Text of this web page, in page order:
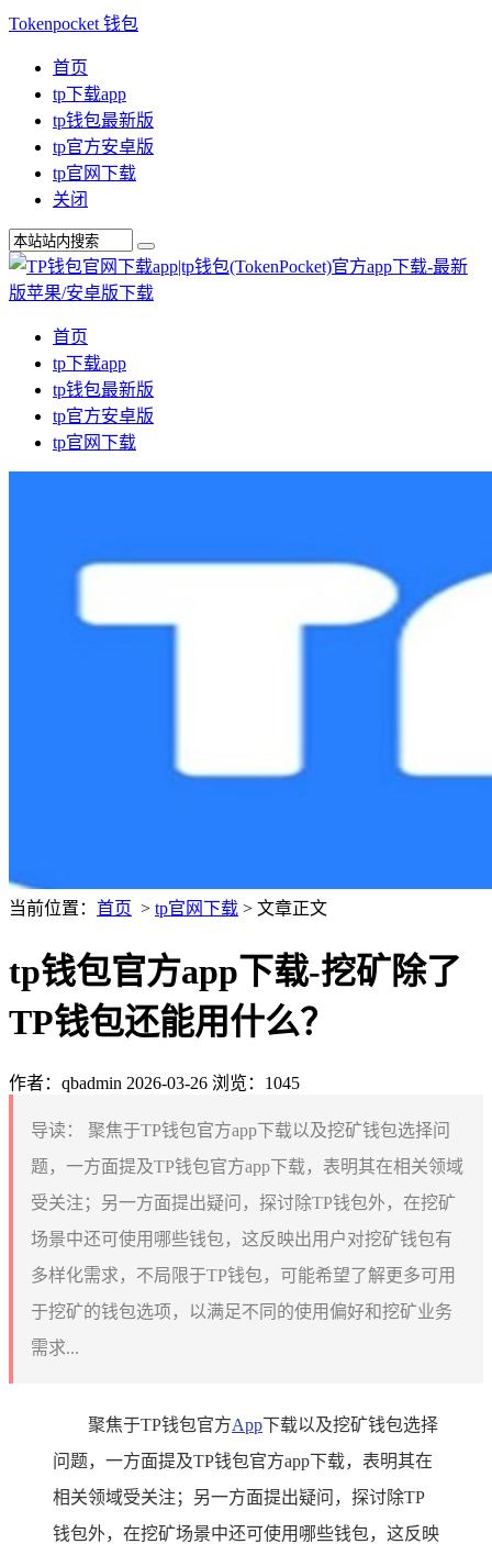
Tokenpocket 钱包
首页
tp下载app
tp钱包最新版
tp官方安卓版
tp官网下载
关闭
首页
tp下载app
tp钱包最新版
tp官方安卓版
tp官网下载
当前位置： 首页 > tp官网下载 > 文章正文
tp钱包官方app下载-挖矿除了
TP钱包还能用什么？
作者：qbadmin 2026-03-26 浏览：1045
导读：
聚焦于TP钱包官方app下载以及挖矿钱包选择问
题，一方面提及TP钱包官方app下载，表明其在相关领域
受关注；另一方面提出疑问，探讨除TP钱包外，在挖矿
场景中还可使用哪些钱包，这反映出用户对挖矿钱包有
多样化需求，不局限于TP钱包，可能希望了解更多可用
于挖矿的钱包选项，以满足不同的使用偏好和挖矿业务
需求...
聚焦于TP钱包官方App下载以及挖矿钱包选择
问题，一方面提及TP钱包官方app下载，表明其在
相关领域受关注；另一方面提出疑问，探讨除TP
钱包外，在挖矿场景中还可使用哪些钱包，这反映